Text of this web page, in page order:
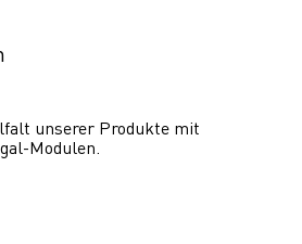
unserer Produkte mit
Modulen.